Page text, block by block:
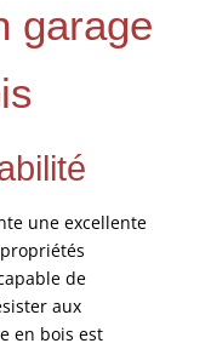
garage
une excellente
de
aux
en bois est